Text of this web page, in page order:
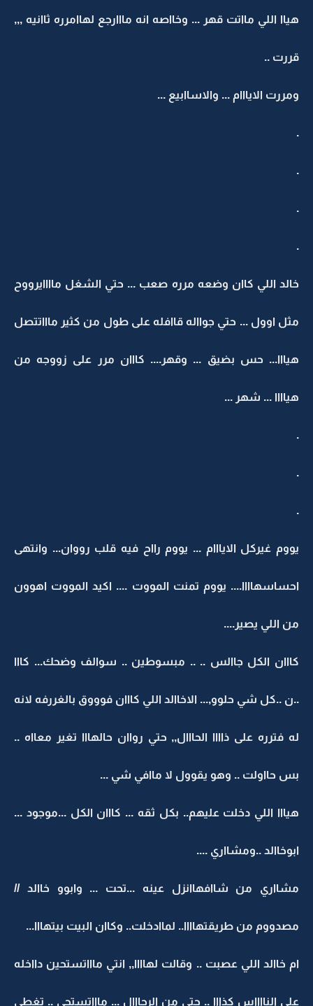
هياا اللي مااتت قهر ... وخااصه انه مااارجع لهاامرره ثاانيه ,,,
قررت ..
ومررت الايااام ... والاساابيع ...
.
.
.
.
خالد اللي كاان وضعه مرره صعب ... حتي الشغل ماااايرووح
مثل اوول ... حتي جوااله قاافله على طول من كثير ماااتتصل
هيااا... حس بضيق ... وقهر.... كااان مرر على زووجه من
هياااا ... شهر ...
.
.
.
يووم غيركل الايااام ... يووم رااح فيه قلب رووان... وانتهى
احساسهاااا.... يووم تمنت المووت .... اكيد المووت اهوون
من اللي يصير....
كااان الكل جاالس .. .. مبسوطين .. سوالف وضحك... كااا
..ن ..كل شي حلوو,... الاخاالد اللي كااان فوووق بالغررفه لانه
له فترره على ذاااا الحااال,, حتي رواان حالهااا تغير معااه ..
بس حااولت .. وهو يقوول لا ماافي شي ...
هيااا اللي دخلت عليهم.. بكل ثقه ... كااان الكل ...موجود ...
ابوخاالد ..ومشااري ....
مشااري من شاافهاانزل عينه ...تحت ... وابوو خاالد //
مصدووم من طريقتهاااا.. لماادخلت.. وكاان البيت بيتهااا...
ام خاالد اللي عصبت .. وقالت لهاااا,, انتي ماااتستحين دااخله
على النااااس كذااا .. حتي من الرجااال ... ماااتستحي .. تغطي